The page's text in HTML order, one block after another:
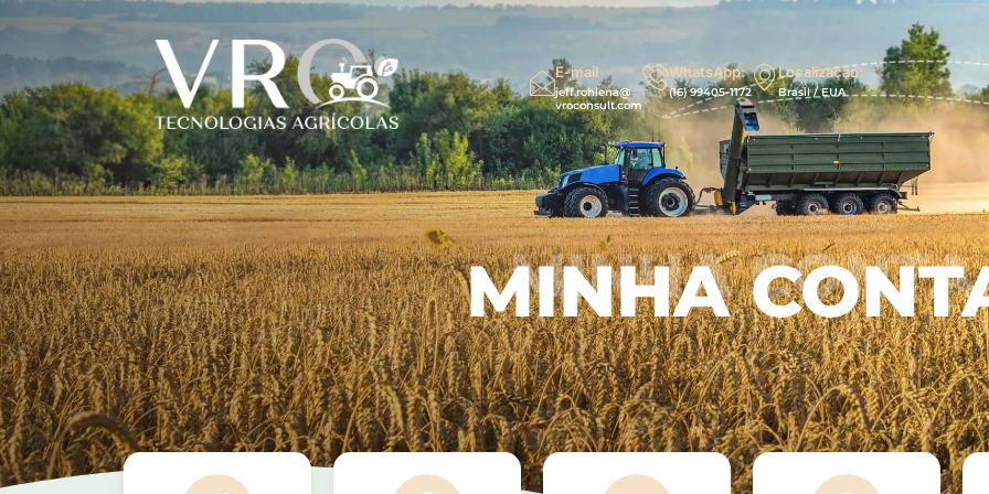
E-mail
jeff.rohlena@
vroconsult.com
WhatsApp:
(16) 99405-1172
Localização:
Brasil / EUA
MINHA CONTA
MINHA